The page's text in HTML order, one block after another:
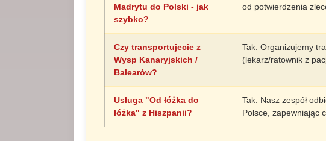
Madrytu do Polski - jak
szybko?
od potwierdzenia
Czy transportujecie z
Wysp Kanaryjskich /
Balearów?
Tak. Organizujemy
(lekarz/ratownik z
Usługa "Od łóżka do
łóżka" z Hiszpanii?
Tak. Nasz zespół
Polsce, zapewniając